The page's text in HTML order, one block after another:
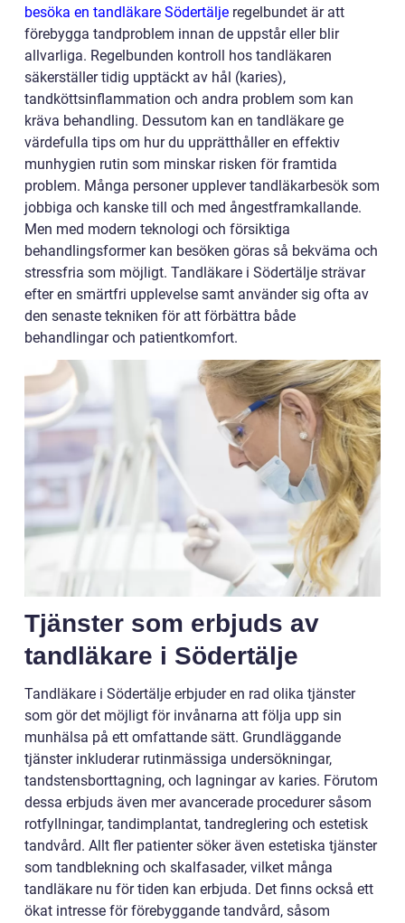
besöka en tandläkare Södertälje regelbundet är att
förebygga tandproblem innan de uppstår eller blir
allvarliga. Regelbunden kontroll hos tandläkaren
säkerställer tidig upptäckt av hål (karies),
tandköttsinflammation och andra problem som kan
kräva behandling. Dessutom kan en tandläkare ge
värdefulla tips om hur du upprätthåller en effektiv
munhygien rutin som minskar risken för framtida
problem. Många personer upplever tandläkarbesök som
jobbiga och kanske till och med ångestframkallande.
Men med modern teknologi och försiktiga
behandlingsformer kan besöken göras så bekväma och
stressfria som möjligt. Tandläkare i Södertälje strävar
efter en smärtfri upplevelse samt använder sig ofta av
den senaste tekniken för att förbättra både
behandlingar och patientkomfort.
Tjänster som erbjuds av
tandläkare i Södertälje
Tandläkare i Södertälje erbjuder en rad olika tjänster
som gör det möjligt för invånarna att följa upp sin
munhälsa på ett omfattande sätt. Grundläggande
tjänster inkluderar rutinmässiga undersökningar,
tandstensborttagning, och lagningar av karies. Förutom
dessa erbjuds även mer avancerade procedurer såsom
rotfyllningar, tandimplantat, tandreglering och estetisk
tandvård. Allt fler patienter söker även estetiska tjänster
som tandblekning och skalfasader, vilket många
tandläkare nu för tiden kan erbjuda. Det finns också ett
ökat intresse för förebyggande tandvård, såsom